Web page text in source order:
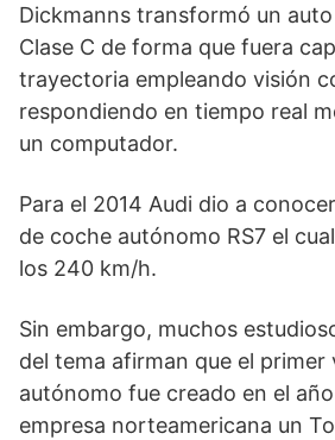
Dickmanns transformó un
Clase C de forma que fuera
trayectoria empleando visión
respondiendo en tiempo real
un computador.
Para el 2014 Audi dio a
de coche autónomo RS7 el
los 240 km/h.
Sin embargo, muchos
del tema afirman que el primer
autónomo fue creado en el
empresa norteamericana un